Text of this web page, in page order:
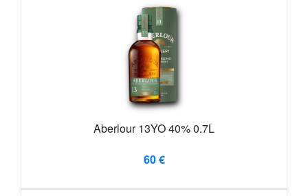
Aberlour 13YO 40% 0.7L
60 €